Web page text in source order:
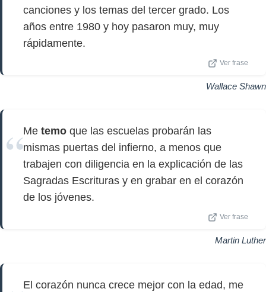
canciones y los temas del tercer grado. Los
años entre 1980 y hoy pasaron muy, muy
rápidamente.
Ver frase
Wallace Shawn
Me temo que las escuelas probarán las
mismas puertas del infierno, a menos que
trabajen con diligencia en la explicación de las
Sagradas Escrituras y en grabar en el corazón
de los jóvenes.
Ver frase
Martin Luther
El corazón nunca crece mejor con la edad, me